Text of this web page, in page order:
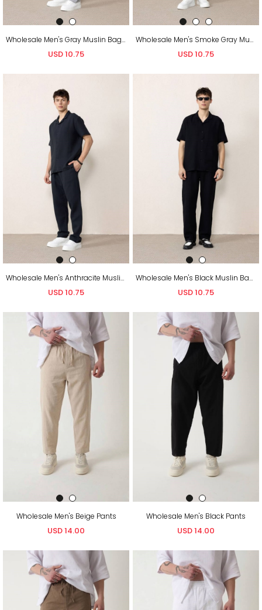
Wholesale Men's Gray Muslin Baggy Sweatpants
USD 10.75
Wholesale Men's Smoke Gray Muslin Baggy Sweatpants
USD 10.75
Wholesale Men's Anthracite Muslin Baggy Sweatpants
USD 10.75
Wholesale Men's Black Muslin Baggy Sweatpants
USD 10.75
Wholesale Men's Beige Pants
USD 14.00
Wholesale Men's Black Pants
USD 14.00